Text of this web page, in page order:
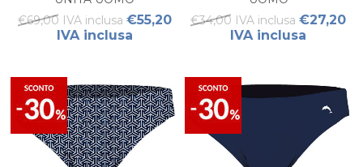
€69,00 IVA inclusa €55,20
IVA inclusa
€34,00 IVA inclusa €27,20
IVA inclusa